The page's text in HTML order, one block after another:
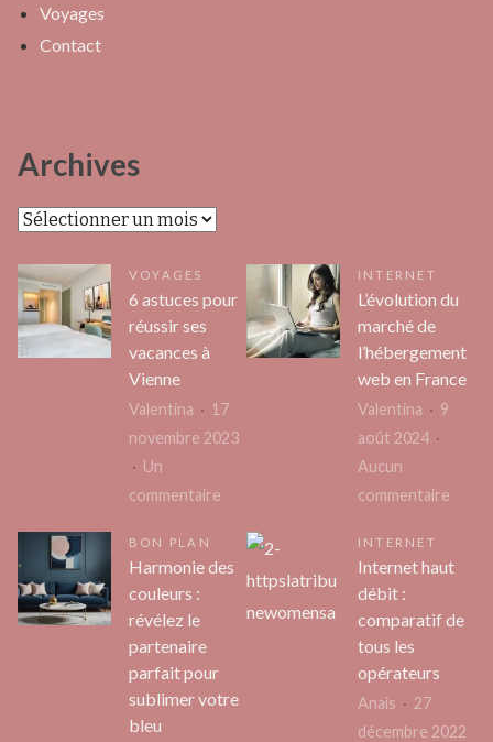
Voyages
Contact
Archives
Archives
VOYAGES
6 astuces pour
réussir ses
vacances à
Vienne
Valentina
17
novembre 2023
Un
commentaire
astuces
pour
réussir
à
INTERNET
L’évolution du
marché de
l’hébergement
web en France
Valentina
9
août 2024
Aucun
commentaire
BON PLAN
Harmonie des
couleurs :
révélez le
partenaire
parfait pour
sublimer votre
bleu
INTERNET
Internet haut
débit :
comparatif de
tous les
opérateurs
Anais
27
décembre 2022